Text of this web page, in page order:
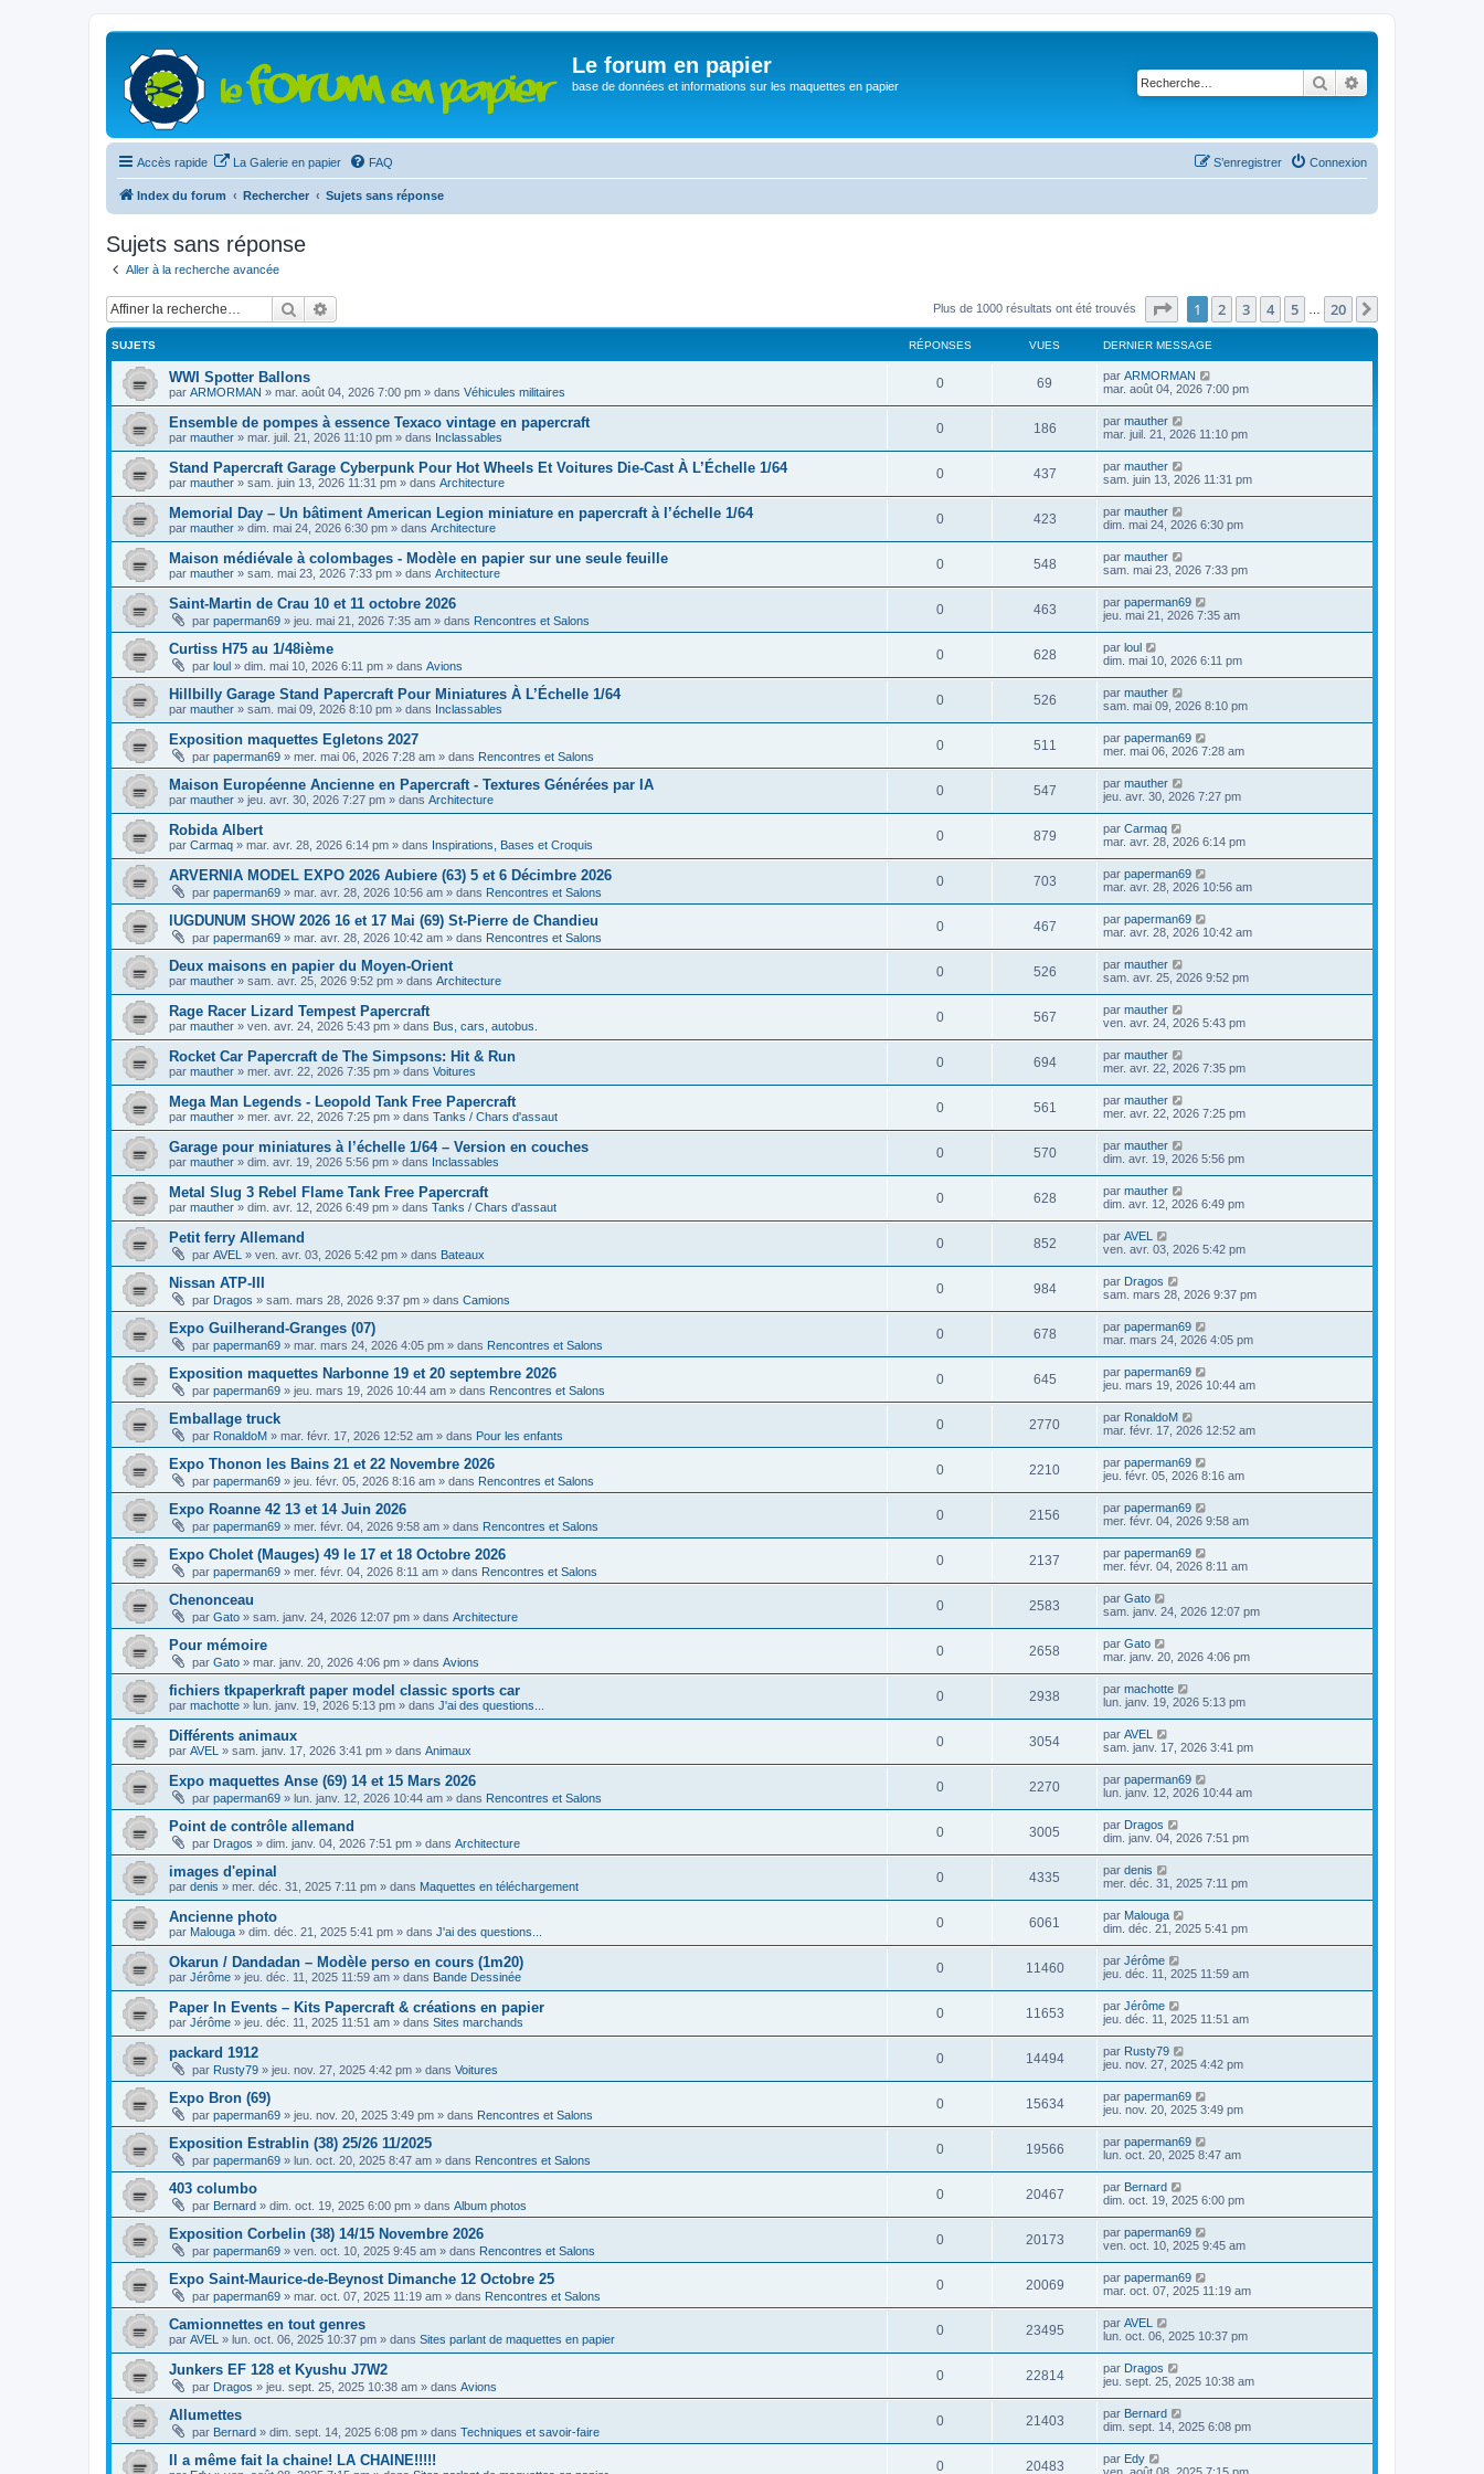
Le forum en papier
base de données et informations sur les maquettes en papier Rechercher
Accès rapide La Galerie en papier FAQ Connexion
S’enregistrer
Index du forum Rechercher Sujets sans réponse
Sujets sans réponse
Aller à la recherche avancée
Rechercher Plus de 1000 résultats ont été trouvés Page sur20
1 2 3 4 5 20
SUJETS RÉPONSES VUES DERNIER MESSAGE
WWI Spotter Ballons
par ARMORMAN » mar. août 04, 2026 7:00 pm » dans Véhicules militaires
0 69 par ARMORMAN
mar. août 04, 2026 7:00 pm
Ensemble de pompes à essence Texaco vintage en papercraft
par mauther » mar. juil. 21, 2026 11:10 pm » dans Inclassables
0 186 par mauther
mar. juil. 21, 2026 11:10 pm
Stand Papercraft Garage Cyberpunk Pour Hot Wheels Et Voitures Die-Cast À L’Échelle 1/64
par mauther » sam. juin 13, 2026 11:31 pm » dans Architecture
0 437 par mauther
sam. juin 13, 2026 11:31 pm
Memorial Day – Un bâtiment American Legion miniature en papercraft à l’échelle 1/64
par mauther » dim. mai 24, 2026 6:30 pm » dans Architecture
0 423 par mauther
dim. mai 24, 2026 6:30 pm
Maison médiévale à colombages - Modèle en papier sur une seule feuille
par mauther » sam. mai 23, 2026 7:33 pm » dans Architecture
0 548 par mauther
sam. mai 23, 2026 7:33 pm
Saint-Martin de Crau 10 et 11 octobre 2026
par paperman69 » jeu. mai 21, 2026 7:35 am » dans Rencontres et Salons
0 463 par paperman69
jeu. mai 21, 2026 7:35 am
Curtiss H75 au 1/48ième
par loul » dim. mai 10, 2026 6:11 pm » dans Avions
0 628 par loul
dim. mai 10, 2026 6:11 pm
Hillbilly Garage Stand Papercraft Pour Miniatures À L’Échelle 1/64
par mauther » sam. mai 09, 2026 8:10 pm » dans Inclassables
0 526 par mauther
sam. mai 09, 2026 8:10 pm
Exposition maquettes Egletons 2027
par paperman69 » mer. mai 06, 2026 7:28 am » dans Rencontres et Salons
0 511 par paperman69
mer. mai 06, 2026 7:28 am
Maison Européenne Ancienne en Papercraft - Textures Générées par IA
par mauther » jeu. avr. 30, 2026 7:27 pm » dans Architecture
0 547 par mauther
jeu. avr. 30, 2026 7:27 pm
Robida Albert
par Carmaq » mar. avr. 28, 2026 6:14 pm » dans Inspirations, Bases et Croquis
0 879 par Carmaq
mar. avr. 28, 2026 6:14 pm
ARVERNIA MODEL EXPO 2026 Aubiere (63) 5 et 6 Décimbre 2026
par paperman69 » mar. avr. 28, 2026 10:56 am » dans Rencontres et Salons
0 703 par paperman69
mar. avr. 28, 2026 10:56 am
lUGDUNUM SHOW 2026 16 et 17 Mai (69) St-Pierre de Chandieu
par paperman69 » mar. avr. 28, 2026 10:42 am » dans Rencontres et Salons
0 467 par paperman69
mar. avr. 28, 2026 10:42 am
Deux maisons en papier du Moyen-Orient
par mauther » sam. avr. 25, 2026 9:52 pm » dans Architecture
0 526 par mauther
sam. avr. 25, 2026 9:52 pm
Rage Racer Lizard Tempest Papercraft
par mauther » ven. avr. 24, 2026 5:43 pm » dans Bus, cars, autobus.
0 567 par mauther
ven. avr. 24, 2026 5:43 pm
Rocket Car Papercraft de The Simpsons: Hit & Run
par mauther » mer. avr. 22, 2026 7:35 pm » dans Voitures
0 694 par mauther
mer. avr. 22, 2026 7:35 pm
Mega Man Legends - Leopold Tank Free Papercraft
par mauther » mer. avr. 22, 2026 7:25 pm » dans Tanks / Chars d'assaut
0 561 par mauther
mer. avr. 22, 2026 7:25 pm
Garage pour miniatures à l’échelle 1/64 – Version en couches
par mauther » dim. avr. 19, 2026 5:56 pm » dans Inclassables
0 570 par mauther
dim. avr. 19, 2026 5:56 pm
Metal Slug 3 Rebel Flame Tank Free Papercraft
par mauther » dim. avr. 12, 2026 6:49 pm » dans Tanks / Chars d'assaut
0 628 par mauther
dim. avr. 12, 2026 6:49 pm
Petit ferry Allemand
par AVEL » ven. avr. 03, 2026 5:42 pm » dans Bateaux
0 852 par AVEL
ven. avr. 03, 2026 5:42 pm
Nissan ATP-III
par Dragos » sam. mars 28, 2026 9:37 pm » dans Camions
0 984 par Dragos
sam. mars 28, 2026 9:37 pm
Expo Guilherand-Granges (07)
par paperman69 » mar. mars 24, 2026 4:05 pm » dans Rencontres et Salons
0 678 par paperman69
mar. mars 24, 2026 4:05 pm
Exposition maquettes Narbonne 19 et 20 septembre 2026
par paperman69 » jeu. mars 19, 2026 10:44 am » dans Rencontres et Salons
0 645 par paperman69
jeu. mars 19, 2026 10:44 am
Emballage truck
par RonaldoM » mar. févr. 17, 2026 12:52 am » dans Pour les enfants
0 2770 par RonaldoM
mar. févr. 17, 2026 12:52 am
Expo Thonon les Bains 21 et 22 Novembre 2026
par paperman69 » jeu. févr. 05, 2026 8:16 am » dans Rencontres et Salons
0 2210 par paperman69
jeu. févr. 05, 2026 8:16 am
Expo Roanne 42 13 et 14 Juin 2026
par paperman69 » mer. févr. 04, 2026 9:58 am » dans Rencontres et Salons
0 2156 par paperman69
mer. févr. 04, 2026 9:58 am
Expo Cholet (Mauges) 49 le 17 et 18 Octobre 2026
par paperman69 » mer. févr. 04, 2026 8:11 am » dans Rencontres et Salons
0 2137 par paperman69
mer. févr. 04, 2026 8:11 am
Chenonceau
par Gato » sam. janv. 24, 2026 12:07 pm » dans Architecture
0 2583 par Gato
sam. janv. 24, 2026 12:07 pm
Pour mémoire
par Gato » mar. janv. 20, 2026 4:06 pm » dans Avions
0 2658 par Gato
mar. janv. 20, 2026 4:06 pm
fichiers tkpaperkraft paper model classic sports car
par machotte » lun. janv. 19, 2026 5:13 pm » dans J'ai des questions...
0 2938 par machotte
lun. janv. 19, 2026 5:13 pm
Différents animaux
par AVEL » sam. janv. 17, 2026 3:41 pm » dans Animaux
0 3054 par AVEL
sam. janv. 17, 2026 3:41 pm
Expo maquettes Anse (69) 14 et 15 Mars 2026
par paperman69 » lun. janv. 12, 2026 10:44 am » dans Rencontres et Salons
0 2270 par paperman69
lun. janv. 12, 2026 10:44 am
Point de contrôle allemand
par Dragos » dim. janv. 04, 2026 7:51 pm » dans Architecture
0 3005 par Dragos
dim. janv. 04, 2026 7:51 pm
images d'epinal
par denis » mer. déc. 31, 2025 7:11 pm » dans Maquettes en téléchargement
0 4335 par denis
mer. déc. 31, 2025 7:11 pm
Ancienne photo
par Malouga » dim. déc. 21, 2025 5:41 pm » dans J'ai des questions...
0 6061 par Malouga
dim. déc. 21, 2025 5:41 pm
Okarun / Dandadan – Modèle perso en cours (1m20)
par Jérôme » jeu. déc. 11, 2025 11:59 am » dans Bande Dessinée
0 11460 par Jérôme
jeu. déc. 11, 2025 11:59 am
Paper In Events – Kits Papercraft & créations en papier
par Jérôme » jeu. déc. 11, 2025 11:51 am » dans Sites marchands
0 11653 par Jérôme
jeu. déc. 11, 2025 11:51 am
packard 1912
par Rusty79 » jeu. nov. 27, 2025 4:42 pm » dans Voitures
0 14494 par Rusty79
jeu. nov. 27, 2025 4:42 pm
Expo Bron (69)
par paperman69 » jeu. nov. 20, 2025 3:49 pm » dans Rencontres et Salons
0 15634 par paperman69
jeu. nov. 20, 2025 3:49 pm
Exposition Estrablin (38) 25/26 11/2025
par paperman69 » lun. oct. 20, 2025 8:47 am » dans Rencontres et Salons
0 19566 par paperman69
lun. oct. 20, 2025 8:47 am
403 columbo
par Bernard » dim. oct. 19, 2025 6:00 pm » dans Album photos
0 20467 par Bernard
dim. oct. 19, 2025 6:00 pm
Exposition Corbelin (38) 14/15 Novembre 2026
par paperman69 » ven. oct. 10, 2025 9:45 am » dans Rencontres et Salons
0 20173 par paperman69
ven. oct. 10, 2025 9:45 am
Expo Saint-Maurice-de-Beynost Dimanche 12 Octobre 25
par paperman69 » mar. oct. 07, 2025 11:19 am » dans Rencontres et Salons
0 20069 par paperman69
mar. oct. 07, 2025 11:19 am
Camionnettes en tout genres
par AVEL » lun. oct. 06, 2025 10:37 pm » dans Sites parlant de maquettes en papier
0 23495 par AVEL
lun. oct. 06, 2025 10:37 pm
Junkers EF 128 et Kyushu J7W2
par Dragos » jeu. sept. 25, 2025 10:38 am » dans Avions
0 22814 par Dragos
jeu. sept. 25, 2025 10:38 am
Allumettes
par Bernard » dim. sept. 14, 2025 6:08 pm » dans Techniques et savoir-faire
0 21403 par Bernard
dim. sept. 14, 2025 6:08 pm
Il a même fait la chaine! LA CHAINE!!!!! 0 20483 par Edy
ven. août 08, 2025 7:15 pm